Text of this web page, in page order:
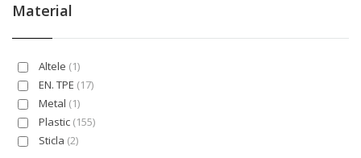
Material
Altele (1)
EN. TPE (17)
Metal (1)
Plastic (155)
Sticla (2)